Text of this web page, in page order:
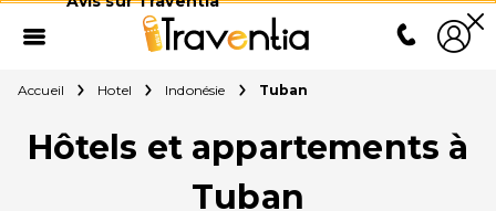
Accueil Hotel Indonésie Tuban
Hôtels et appartements à
Tuban